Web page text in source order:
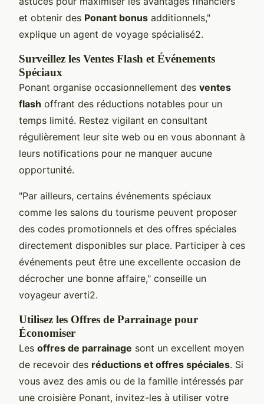
et obtenir des Ponant bonus additionnels,"
explique un agent de voyage spécialisé2.
Surveillez les Ventes Flash et Événements
Spéciaux
Ponant organise occasionnellement des ventes
flash offrant des réductions notables pour un
temps limité. Restez vigilant en consultant
régulièrement leur site web ou en vous abonnant à
leurs notifications pour ne manquer aucune
opportunité.
"Par ailleurs, certains événements spéciaux
comme les salons du tourisme peuvent proposer
des codes promotionnels et des offres spéciales
directement disponibles sur place. Participer à ces
événements peut être une excellente occasion de
décrocher une bonne affaire," conseille un
voyageur averti2.
Utilisez les Offres de Parrainage pour
Économiser
Les offres de parrainage sont un excellent moyen
de recevoir des réductions et offres spéciales. Si
vous avez des amis ou de la famille intéressés par
une croisière Ponant, invitez-les à utiliser votre